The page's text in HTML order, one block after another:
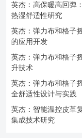
英杰：高保暖高回弹
热湿舒适性研究
英杰：弹力布和格子
的应用开发
英杰：弹力布和格子
升技术
英杰：弹力布和格子
全舒适性设计与实践
英杰：智能温控皮革
集成技术研究